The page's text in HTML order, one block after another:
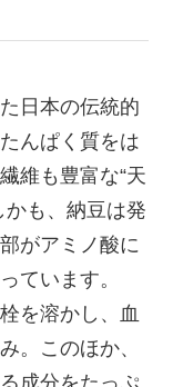
日本の伝統的
んぱく質をは
維も豊富な“天
かも、納豆は発
がアミノ酸に
ています。
を溶かし、血
。このほか、